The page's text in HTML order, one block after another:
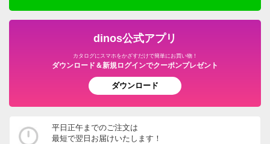
dinos公式アプリ
カタログにスマホをかざすだけで簡単にお買い物！
ダウンロード＆新規ログインでクーポンプレゼント
ダウンロード
平日正午までのご注文は
最短で翌日お届けいたします！